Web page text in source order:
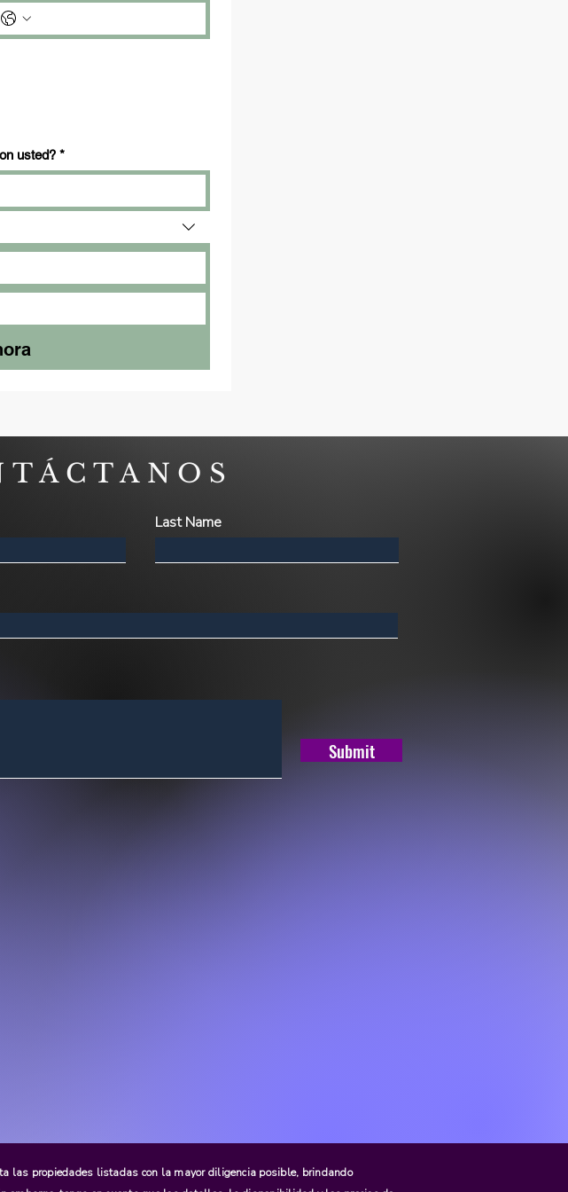
usted? *
Last Name
Submit
las propiedades listadas con la mayor diligencia posible, brindando